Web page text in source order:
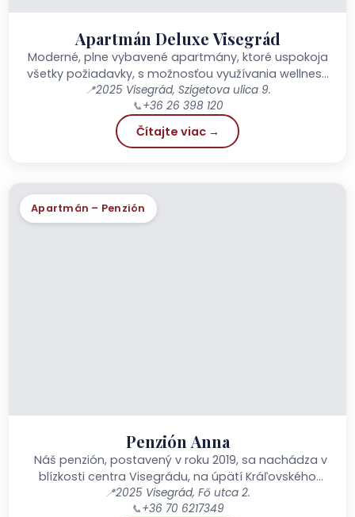
Apartmán Deluxe Visegrád
Moderné, plne vybavené apartmány, ktoré uspokoja
všetky požiadavky, s možnosťou využívania wellness
zariadení!
📍2025 Visegrád, Szigetova ulica 9.
📞+36 26 398 120
Čítajte viac →
Apartmán – Penzión
Penzión Anna
Náš penzión, postavený v roku 2019, sa nachádza v
blízkosti centra Visegrádu, na úpätí Kráľovského
paláca, na brehu Dunaja. Táto stará pamiatka...
📍2025 Visegrád, Fő utca 2.
📞+36 70 6217349